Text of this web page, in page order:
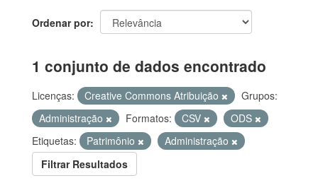
Ordenar por
1 conjunto de dados encontrado
Licenças: Creative Commons Atribuição
Grupos:
Administração
Formatos: CSV
ODS
Etiquetas:
Patrimônio
Administração
Filtrar Resultados